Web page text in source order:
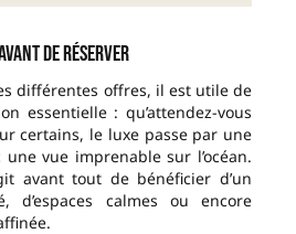
de réserver
différentes offres, il est utile de
essentielle : qu’attendez-vous
certains, le luxe passe par une
une vue imprenable sur l’océan.
avant tout de bénéficier d’un
d’espaces calmes ou encore